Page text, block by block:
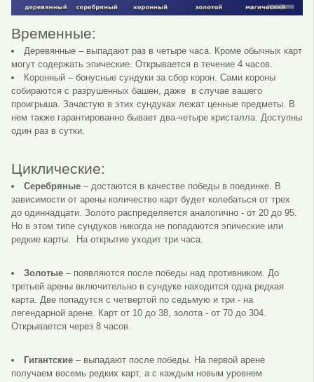
Временные:
Деревянные – выпадают раз в четыре часа. Кроме обычных карт
могут содержать эпические. Открывается в течение 4 часов.
Коронный – бонусные сундуки за сбор корон. Сами короны
собираются с разрушенных башен, даже в случае вашего
проигрыша. Зачастую в этих сундуках лежат ценные предметы. В
нем также гарантированно бывает два-четыре кристалла. Доступны
один раз в сутки.
Циклические:
Серебряные – достаются в качестве победы в поединке. В
зависимости от арены количество карт будет колебаться от трех
до одиннадцати. Золото распределяется аналогично - от 20 до 95.
Но в этом типе сундуков никогда не попадаются эпические или
редкие карты. На открытие уходит три часа.
Золотые – появляются после победы над противником. До
третьей арены включительно в сундуке находится одна редкая
карта. Две попадутся с четвертой по седьмую и три - на
легендарной арене. Карт от 10 до 38, золота - от 70 до 304.
Открывается через 8 часов.
Гигантские – выпадают после победы. На первой арене
получаем восемь редких карт, а с каждым новым уровнем